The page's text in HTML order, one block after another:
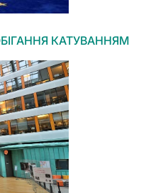
КАТУВАННЯМ